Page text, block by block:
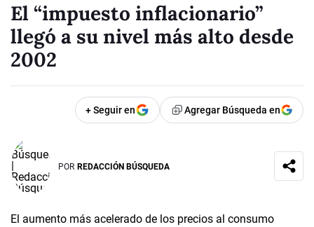
El “impuesto inflacionario”
llegó a su nivel más alto desde
2002
+ Seguir en Agregar Búsqueda en
POR REDACCIÓN BÚSQUEDA
El aumento más acelerado de los precios al consumo